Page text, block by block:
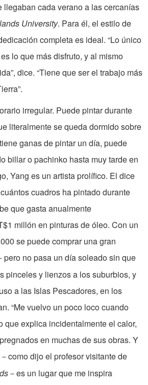
llegaban cada verano a las cercanías
University. Para él, el estilo de
completa es ideal. “Lo único
lo que más disfruto, y al mismo
dice. “Tiene que ser el trabajo más
irregular. Puede pintar durante
literalmente se queda dormido sobre
ganas de pintar un día, puede
billar o pachinko hasta muy tarde en
Yang es un artista prolífico. El dice
cuadros ha pintado durante
que gasta anualmente
millón en pinturas de óleo. Con un
se puede comprar una gran
pero no pasa un día soleado sin que
pinceles y lienzos a los suburbios, y
a las Islas Pescadores, en los
“Me vuelvo un poco loco cuando
que explica incidentalmente el calor,
en muchas de sus obras. Y
－ como dijo el profesor visitante de
－ es un lugar que me inspira